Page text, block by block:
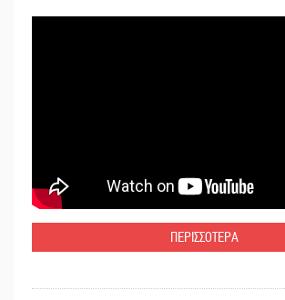
ΠΕΡΙΣΣΟΤΕΡΑ